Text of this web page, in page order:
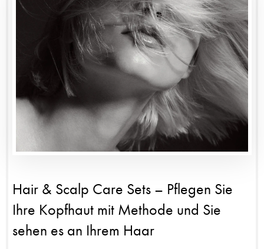
Hair & Scalp Care Sets – Pflegen Sie
Ihre Kopfhaut mit Methode und Sie
sehen es an Ihrem Haar